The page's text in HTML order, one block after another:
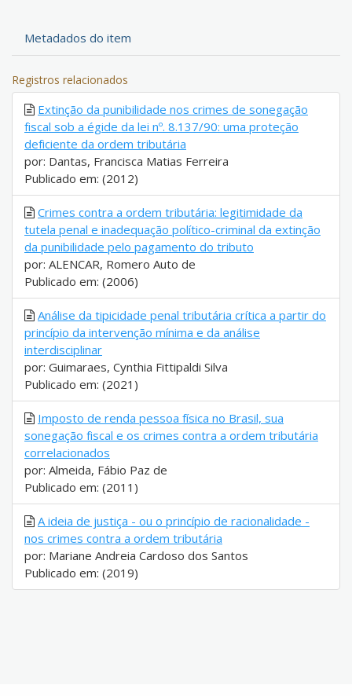
Metadados do item
Registros relacionados
Extinção da punibilidade nos crimes de sonegação
fiscal sob a égide da lei nº. 8.137/90: uma proteção
deficiente da ordem tributária
por: Dantas, Francisca Matias Ferreira
Publicado em: (2012)
Crimes contra a ordem tributária: legitimidade da
tutela penal e inadequação político-criminal da extinção
da punibilidade pelo pagamento do tributo
por: ALENCAR, Romero Auto de
Publicado em: (2006)
Análise da tipicidade penal tributária crítica a partir do
princípio da intervenção mínima e da análise
interdisciplinar
por: Guimaraes, Cynthia Fittipaldi Silva
Publicado em: (2021)
Imposto de renda pessoa física no Brasil, sua
sonegação fiscal e os crimes contra a ordem tributária
correlacionados
por: Almeida, Fábio Paz de
Publicado em: (2011)
A ideia de justiça - ou o princípio de racionalidade -
nos crimes contra a ordem tributária
por: Mariane Andreia Cardoso dos Santos
Publicado em: (2019)